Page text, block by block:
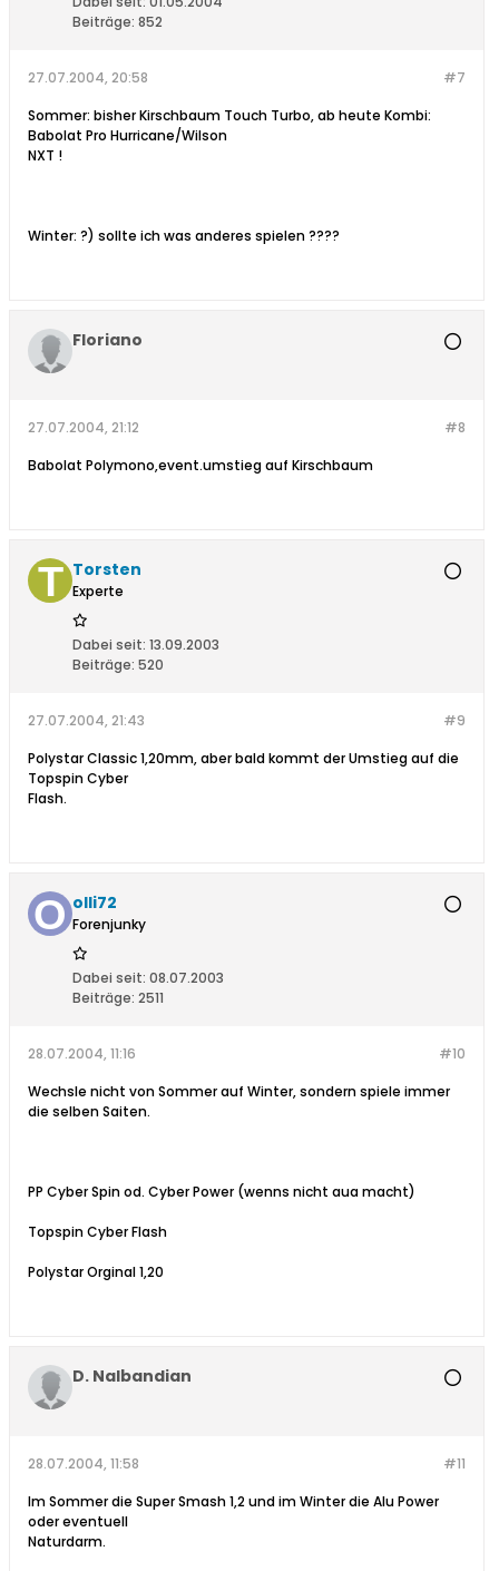
Beiträge: 852
#7
27.07.2004, 20:58
Sommer: bisher Kirschbaum Touch Turbo, ab heute Kombi:
Babolat Pro Hurricane/Wilson
NXT !
Winter: ?) sollte ich was anderes spielen ????
Floriano
#8
27.07.2004, 21:12
Babolat Polymono,event.umstieg auf Kirschbaum
Torsten
Experte
Dabei seit: 13.09.2003
Beiträge: 520
#9
27.07.2004, 21:43
Polystar Classic 1,20mm, aber bald kommt der Umstieg auf die
Topspin Cyber
Flash.
olli72
Forenjunky
Dabei seit: 08.07.2003
Beiträge: 2511
#10
28.07.2004, 11:16
Wechsle nicht von Sommer auf Winter, sondern spiele immer
die selben Saiten.
PP Cyber Spin od. Cyber Power (wenns nicht aua macht)
Topspin Cyber Flash
Polystar Orginal 1,20
D. Nalbandian
#11
28.07.2004, 11:58
Im Sommer die Super Smash 1,2 und im Winter die Alu Power
oder eventuell
Naturdarm.